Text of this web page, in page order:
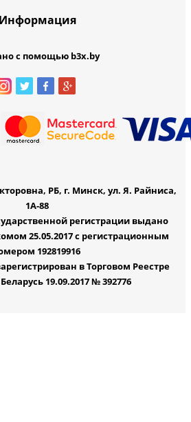
Информация
с помощью b3x.by
РБ, г. Минск, ул. Я. Райниса,
1А-88
регистрации выдано
25.05.2017 с регистрационным
192819916
в Торговом Реестре
19.09.2017 № 392776